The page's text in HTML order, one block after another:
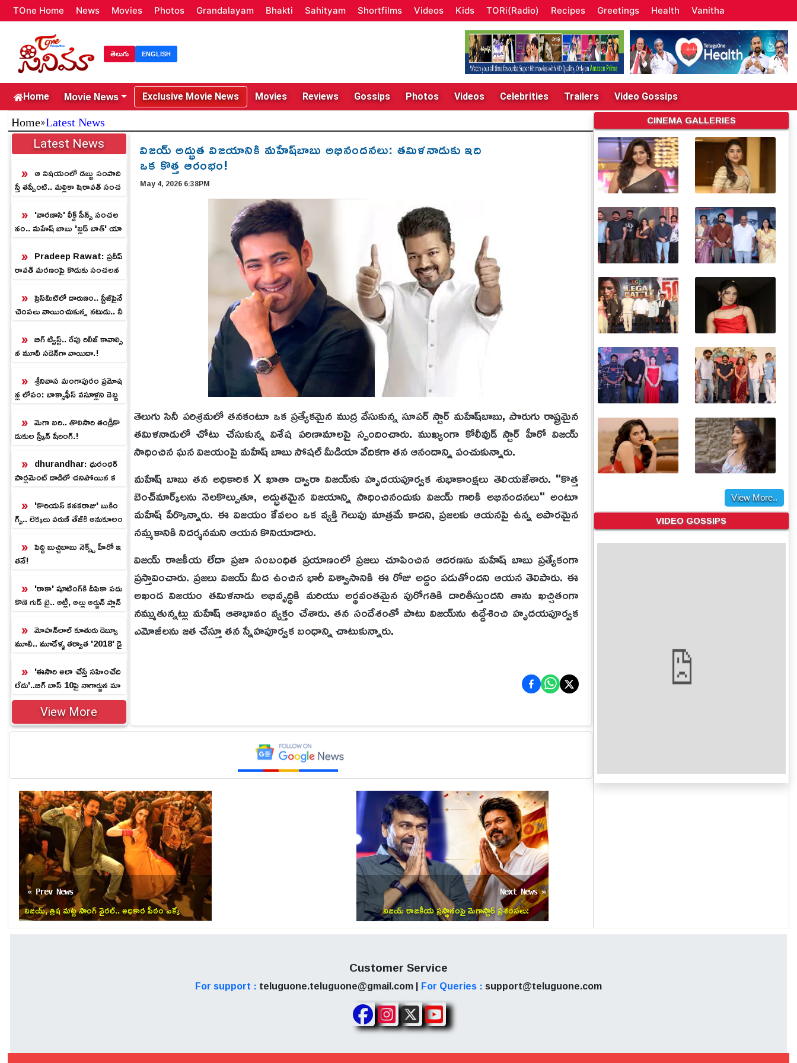
TOne Home News Movies Photos Grandalayam Bhakti Sahityam Shortfilms Videos Kids TORi(Radio) Recipes Greetings Health Vanitha
తెలుగు ENGLISH
Home Movie News Exclusive Movie News Movies Reviews Gossips Photos Videos Celebrities Trailers Video Gossips
Home»Latest News
Latest News
ఆ విషయంలో డబ్బు సంపాది
స్తే తప్పేంటి.. మల్లికా షెరావత్ సంచ
'వారణాసి' లీక్డ్ సీన్స్ సంచల
నం.. మహేష్ బాబు 'బ్లడ్ బాత్' యా
Pradeep Rawat: ప్రదీప్
రావత్ మరణంపై కొడుకు సంచలన
ప్రెస్‌మీట్‌లో దారుణం.. స్టేజ్‌పైనే
చెంప‌లు వాయించుకున్న న‌టుడు.. వీ
బిగ్ ట్విస్ట్.. రేపు రిలీజ్ కావాల్సి
న మూవీ సడెన్‌గా వాయిదా.!
శ్రీనివాస మంగాపురం ప్రమోష
న్ల లోపం: బాక్సాఫీస్ వసూళ్లని దెబ్బ
మెగా బరి.. తొలిసారి తండ్రీకొ
డుకుల స్క్రీన్ షేరింగ్.!
dhurandhar: ధురంధర్
పార్లమెంట్ దాడిలో చనిపోయిన క
సా! 'కొరియన్ కనకరాజు' బుకిం
గ్స్.. లెక్కలు వరుణ్‌ తేజ్‌కి అనుకూలం
పెద్ది బుచ్చిబాబు నెక్స్ట్ హీరో ఇ
తనే!
'రాకా' షూటింగ్‌కి దీపికా పదు
కొణె గుడ్ బై.. అట్లీ, అల్లు అర్జున్ ప్లాన్
మోహన్‌లాల్ కూతురు డెబ్యూ
మూవీ.. మూడేళ్ళ తర్వాత '2018' డై
'ఈసారి అలా చేస్తే సహించేది
లేదు'..బిగ్ బాస్ 10పై నాగార్జున మా
స్ వార్నింగ్!
View More
విజయ్ అద్భుత విజయానికి మ‌హేష్‌బాబు అభినందనలు: తమిళనాడుకు ఇది
ఒక కొత్త ఆరంభం!
May 4, 2026 6:38PM
తెలుగు సినీ పరిశ్రమలో తనకంటూ ఒక ప్రత్యేకమైన ముద్ర వేసుకున్న సూపర్ స్టార్ మ‌హేష్‌బాబు, పొరుగు రాష్ట్రమైన
తమిళనాడులో చోటు చేసుకున్న విశేష పరిణామాలపై స్పందించారు. ముఖ్యంగా కోలీవుడ్ స్టార్ హీరో విజయ్
సాధించిన ఘన విజయంపై మహేష్ బాబు సోషల్ మీడియా వేదికగా తన ఆనందాన్ని పంచుకున్నారు.
మహేష్ బాబు తన అధికారిక X ఖాతా ద్వారా విజయ్‌కు హృదయపూర్వక శుభాకాంక్షలు తెలియజేశారు. "కొత్త
బెంచ్‌మార్క్‌లను నెలకొల్పుతూ, అద్భుతమైన విజయాన్ని సాధించినందుకు విజయ్ గారికి అభినందనలు" అంటూ
మహేష్ పేర్కొన్నారు. ఈ విజయం కేవలం ఒక వ్యక్తి గెలుపు మాత్రమే కాదని, ప్రజలకు ఆయనపై ఉన్న అపారమైన
నమ్మకానికి నిదర్శనమని ఆయన కొనియాడారు.
విజయ్ రాజకీయ లేదా ప్రజా సంబంధిత ప్రయాణంలో ప్రజలు చూపించిన ఆదరణను మహేష్ బాబు ప్రత్యేకంగా
ప్రస్తావించారు. ప్రజలు విజయ్ మీద ఉంచిన భారీ విశ్వాసానికి ఈ రోజు అద్దం పడుతోందని ఆయన తెలిపారు. ఈ
అఖండ విజయం తమిళనాడు అభివృద్ధికి మరియు అర్థవంతమైన పురోగతికి దారితీస్తుందని తాను ఖచ్చితంగా
నమ్ముతున్నట్లు మహేష్ ఆశాభావం వ్యక్తం చేశారు. తన సందేశంతో పాటు విజయ్‌ను ఉద్దేశించి హృదయపూర్వక
ఎమోజీలను జత చేస్తూ తన స్నేహపూర్వక బంధాన్ని చాటుకున్నారు.
« Prev News
విజయ్, త్రిష మట్ట సాంగ్ వైరల్.. అధికార పీఠం ఎక్కే
వేళ పెరిగిన హంగామా!
Next News »
విజయ్ రాజకీయ ప్రస్థానంపై మెగాస్టార్ ప్రశంసలు:
సోషల్ మీడియాలో వైరల్ అవుతున్న చిరంజీవి పోస్ట్!
CINEMA GALLERIES
View More..
VIDEO GOSSIPS
Customer Service
For support : teluguone.teluguone@gmail.com | For Queries : support@teluguone.com